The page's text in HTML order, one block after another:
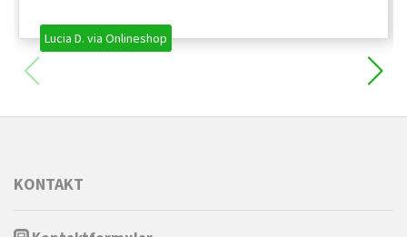
Lucia D. via Onlineshop
KONTAKT